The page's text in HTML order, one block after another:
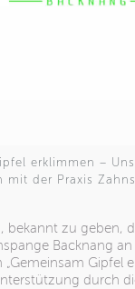
erklimmen –
mit der Praxis
bekannt zu geben,
Backnang
„Gemeinsam Gipfel
durch